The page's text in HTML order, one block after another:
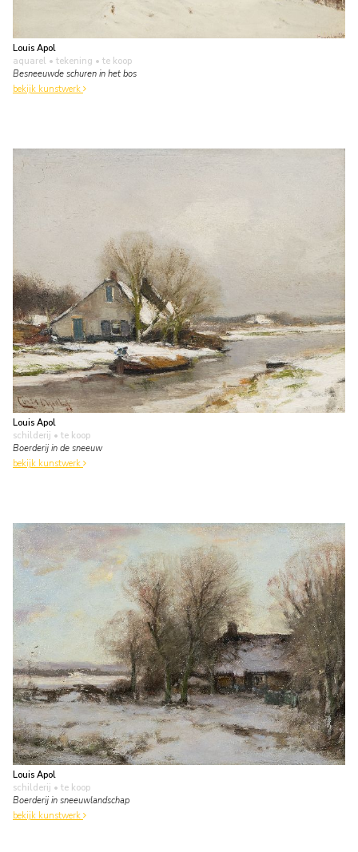
Louis Apol
aquarel • tekening • te koop
Besneeuwde schuren in het bos
bekijk kunstwerk
Louis Apol
schilderij • te koop
Boerderij in de sneeuw
bekijk kunstwerk
Louis Apol
schilderij • te koop
Boerderij in sneeuwlandschap
bekijk kunstwerk